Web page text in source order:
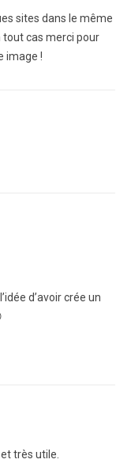
sites dans le même
tout cas merci pour
image !
d’avoir crée un
très utile.